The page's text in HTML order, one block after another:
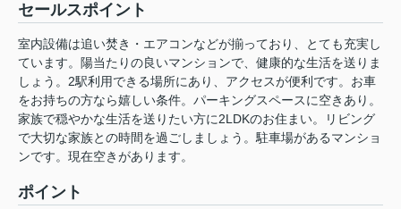
セールスポイント
室内設備は追い焚き・エアコンなどが揃っており、とても充実し
ています。陽当たりの良いマンションで、健康的な生活を送りま
しょう。2駅利用できる場所にあり、アクセスが便利です。お車
をお持ちの方なら嬉しい条件。パーキングスペースに空きあり。
家族で穏やかな生活を送りたい方に2LDKのお住まい。リビング
で大切な家族との時間を過ごしましょう。駐車場があるマンショ
ンです。現在空きがあります。
ポイント